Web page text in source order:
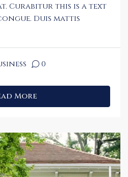
Curabitur this is a text
Duis mattis
0
More